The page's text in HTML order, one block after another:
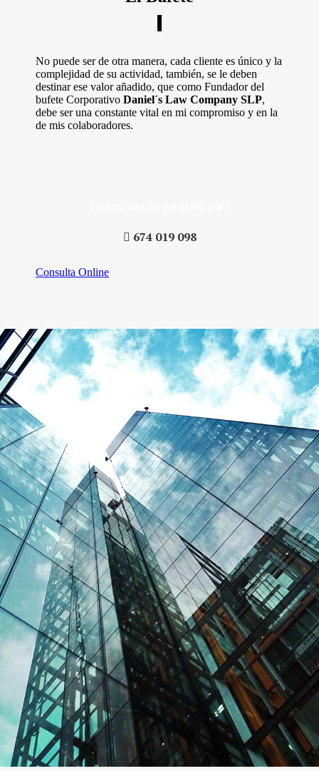
No puede ser de otra manera, cada cliente es único y la
complejidad de su actividad, también, se le deben
destinar ese valor añadido, que como Fundador del
bufete Corporativo Daniel´s Law Company SLP,
debe ser una constante vital en mi compromiso y en la
de mis colaboradores.
674 019 098
Consulta Online